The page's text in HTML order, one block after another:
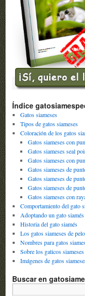
Índice
Gatos siameses
Tipos de gatos siameses
Coloración de los gatos
Gatos siameses con
Gatos siameses seal
Gatos siameses con
Gatos siameses de
Gatos siameses de
Gatos siameses de
Gatos siameses con
Comportamiento del gato
Adoptando un gato siamés
Historia del gato siamés
Los gatos siameses de
Nombres para gatos
Sobre los gaticos
Imágenes de gatos
Buscar en